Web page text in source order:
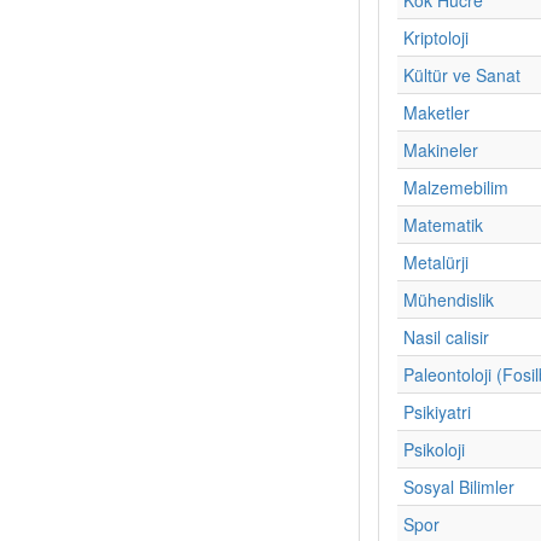
Kriptoloji
Kültür ve Sanat
Maketler
Makineler
Malzemebilim
Matematik
Metalürji
Mühendislik
Nasil calisir
Paleontoloji
Psikiyatri
Psikoloji
Sosyal Bilimler
Spor